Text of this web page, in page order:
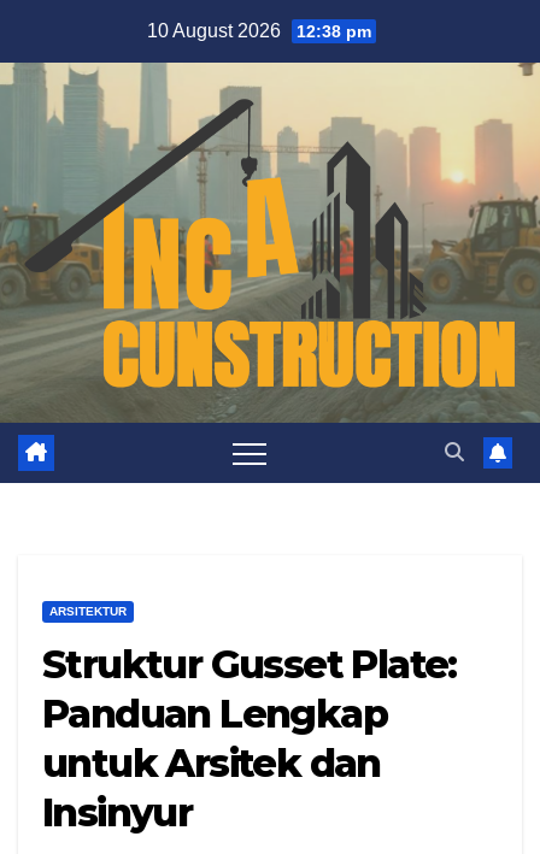
content
10 August 2026 12:38 pm
ARSITEKTUR
Struktur Gusset Plate:
Panduan Lengkap
untuk Arsitek dan
Insinyur